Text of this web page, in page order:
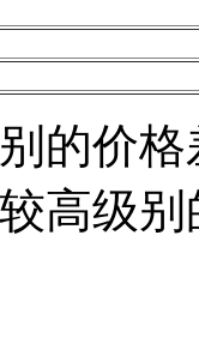
的价
高级